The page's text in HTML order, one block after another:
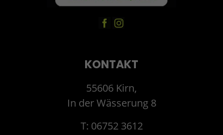
KONTAKT
55606 Kirn,
In der Wässerung 8
T: 06752 3612